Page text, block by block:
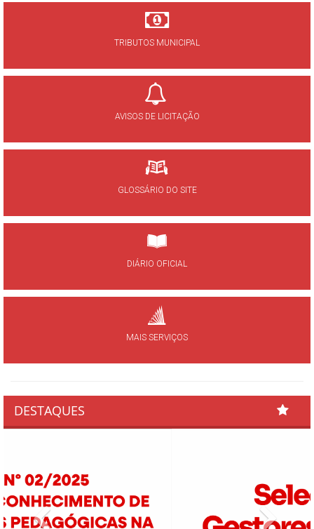
TRIBUTOS MUNICIPAL
AVISOS DE LICITAÇÃO
GLOSSÁRIO DO SITE
DIÁRIO OFICIAL
MAIS SERVIÇOS
DESTAQUES
Previous